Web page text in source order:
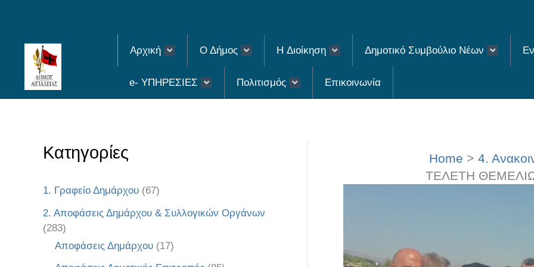
content
Αρχική Ο Δήμος H Διοίκηση Δημοτικό Συμβούλιο Νέων
e- ΥΠΗΡΕΣΙΕΣ Πολιτισμός Επικοινωνία
Κατηγορίες
1. Γραφείο Δημάρχου (67)
2. Αποφάσεις Δημάρχου & Συλλογικών Οργάνων
(283)
Αποφάσεις Δημάρχου (17)
Home 4.
TΕΛΕΤΗ